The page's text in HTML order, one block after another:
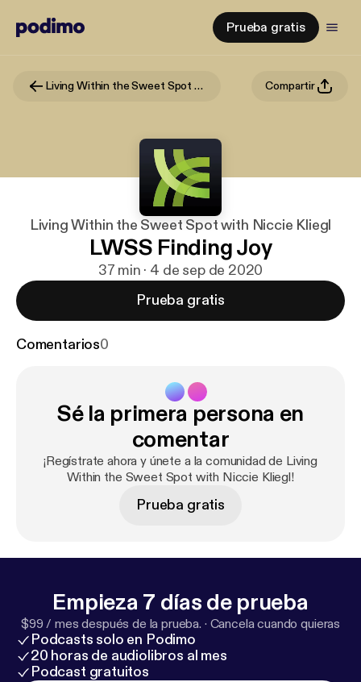
Prueba gratis
Living Within the Sweet Spot with Niccie Kliegl Compartir
Living Within the Sweet Spot with Niccie Kliegl
LWSS Finding Joy
37 min · 4 de sep de 2020
Prueba gratis
Comentarios0
Sé la primera persona en
comentar
¡Regístrate ahora y únete a la comunidad de Living
Within the Sweet Spot with Niccie Kliegl!
Prueba gratis
Empieza 7 días de prueba
$99 / mes después de la prueba. · Cancela cuando quieras
Podcasts solo en Podimo
20 horas de audiolibros al mes
Podcast gratuitos